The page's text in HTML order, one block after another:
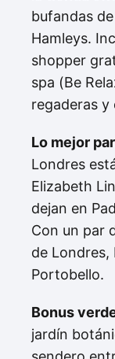
bufandas
Hamleys.
shopper
spa (Be
regaderas y
Lo mejor
Londres
Elizabeth
dejan en
Con un par
de Londres,
Portobello.
Bonus
jardín